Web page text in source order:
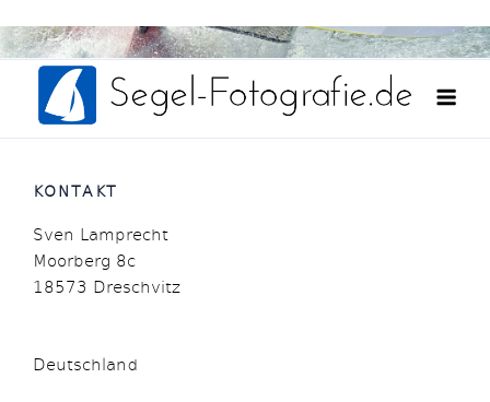
Weiter
zumFotografie und Film aus einer Hand
KONTAKT
Sven Lamprecht
Moorberg 8c
18573 Dreschvitz
Deutschland